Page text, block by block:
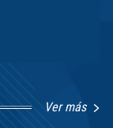
Ver más